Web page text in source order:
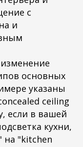
с
и
основных
указаны
ceiling
если в вашей
кухни,
на "kitchen